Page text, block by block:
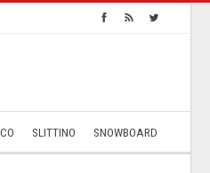
SLITTINO SNOWBOARD